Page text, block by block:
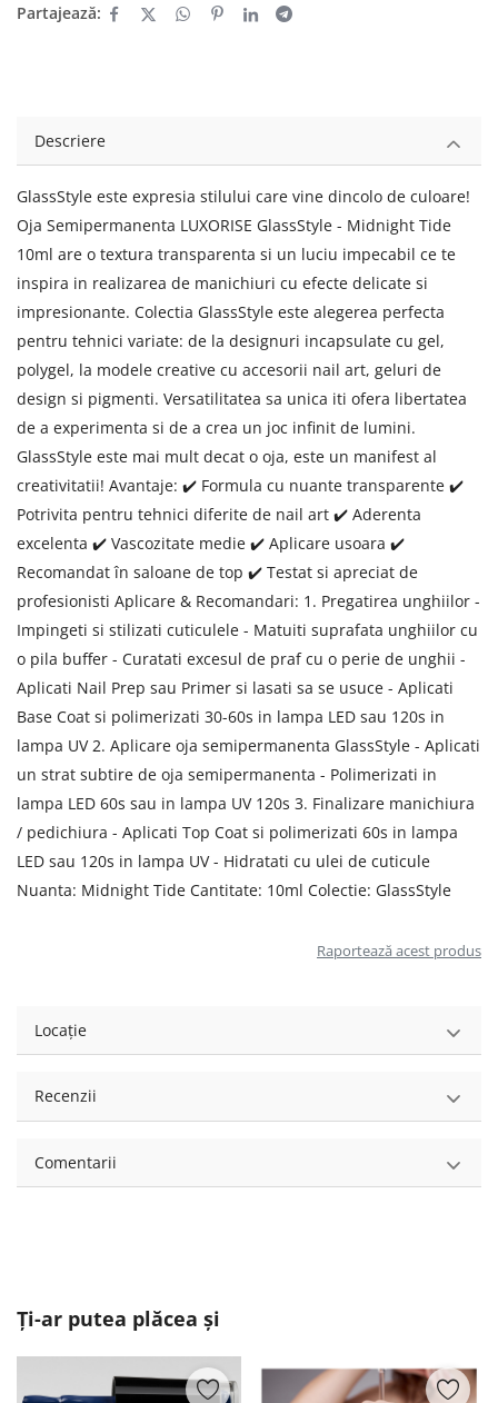
Partajează:
Descriere
GlassStyle este expresia stilului care vine dincolo de culoare!
Oja Semipermanenta LUXORISE GlassStyle - Midnight Tide
10ml are o textura transparenta si un luciu impecabil ce te
inspira in realizarea de manichiuri cu efecte delicate si
impresionante. Colectia GlassStyle este alegerea perfecta
pentru tehnici variate: de la designuri incapsulate cu gel,
polygel, la modele creative cu accesorii nail art, geluri de
design si pigmenti. Versatilitatea sa unica iti ofera libertatea
de a experimenta si de a crea un joc infinit de lumini.
GlassStyle este mai mult decat o oja, este un manifest al
creativitatii! Avantaje: ✔️ Formula cu nuante transparente ✔️
Potrivita pentru tehnici diferite de nail art ✔️ Aderenta
excelenta ✔️ Vascozitate medie ✔️ Aplicare usoara ✔️
Recomandat în saloane de top ✔️ Testat si apreciat de
profesionisti Aplicare & Recomandari: 1. Pregatirea unghiilor -
Impingeti si stilizati cuticulele - Matuiti suprafata unghiilor cu
o pila buffer - Curatati excesul de praf cu o perie de unghii -
Aplicati Nail Prep sau Primer si lasati sa se usuce - Aplicati
Base Coat si polimerizati 30-60s in lampa LED sau 120s in
lampa UV 2. Aplicare oja semipermanenta GlassStyle - Aplicati
un strat subtire de oja semipermanenta - Polimerizati in
lampa LED 60s sau in lampa UV 120s 3. Finalizare manichiura
/ pedichiura - Aplicati Top Coat si polimerizati 60s in lampa
LED sau 120s in lampa UV - Hidratati cu ulei de cuticule
Nuanta: Midnight Tide Cantitate: 10ml Colectie: GlassStyle
Raportează acest produs
Locație
Recenzii
Comentarii
Ți-ar putea plăcea și